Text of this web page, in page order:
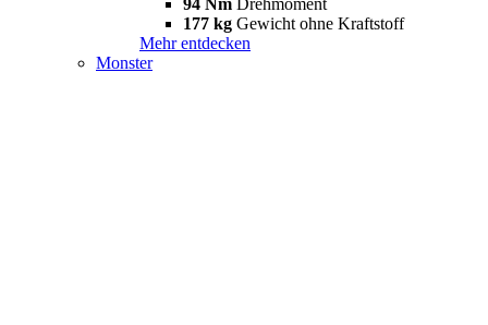
94 Nm Drehmoment
177 kg Gewicht ohne Kraftstoff
Mehr entdecken
Monster